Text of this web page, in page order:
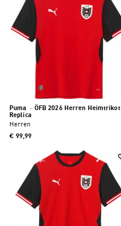
Puma · ÖFB 2026 Herren Heimtrikot
Replica
Herren
€ 99,99